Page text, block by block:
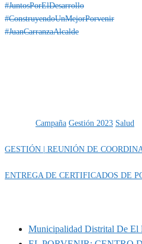
#JuntosPorElDesarrollo
#ConstruyendoUnMejorPorvenir
#JuanCarranzaAlcalde
Campaña Gestión 2023 Salud
GESTIÓN | REUNIÓN DE
ENTREGA DE CERTIFICADOS DE
Municipalidad Distrital De El